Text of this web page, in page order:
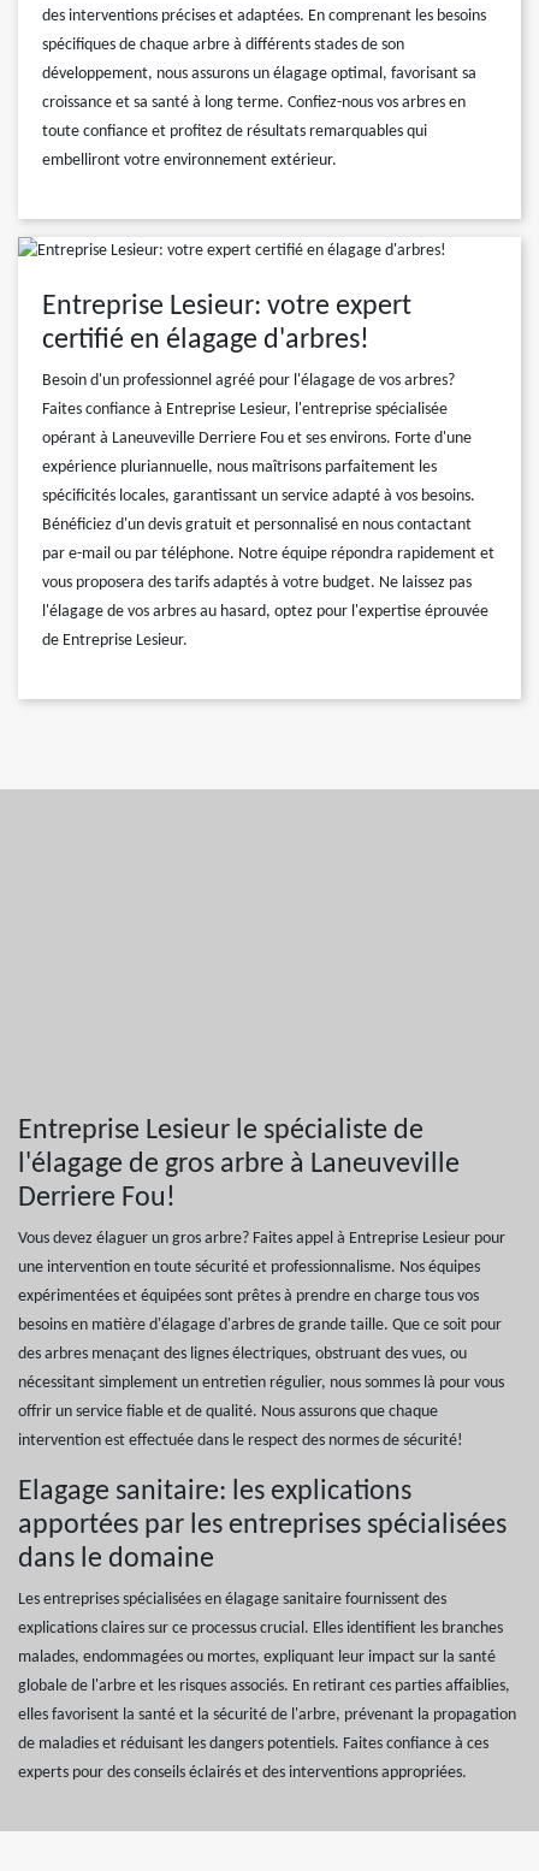
des interventions précises et adaptées. En comprenant les besoins
spécifiques de chaque arbre à différents stades de son
développement, nous assurons un élagage optimal, favorisant sa
croissance et sa santé à long terme. Confiez-nous vos arbres en
toute confiance et profitez de résultats remarquables qui
embelliront votre environnement extérieur.
Entreprise Lesieur: votre expert
certifié en élagage d'arbres!
Besoin d'un professionnel agréé pour l'élagage de vos arbres?
Faites confiance à Entreprise Lesieur, l'entreprise spécialisée
opérant à Laneuveville Derriere Fou et ses environs. Forte d'une
expérience pluriannuelle, nous maîtrisons parfaitement les
spécificités locales, garantissant un service adapté à vos besoins.
Bénéficiez d'un devis gratuit et personnalisé en nous contactant
par e-mail ou par téléphone. Notre équipe répondra rapidement et
vous proposera des tarifs adaptés à votre budget. Ne laissez pas
l'élagage de vos arbres au hasard, optez pour l'expertise éprouvée
de Entreprise Lesieur.
Entreprise Lesieur le spécialiste de
l'élagage de gros arbre à Laneuveville
Derriere Fou!
Vous devez élaguer un gros arbre? Faites appel à Entreprise Lesieur pour
une intervention en toute sécurité et professionnalisme. Nos équipes
expérimentées et équipées sont prêtes à prendre en charge tous vos
besoins en matière d'élagage d'arbres de grande taille. Que ce soit pour
des arbres menaçant des lignes électriques, obstruant des vues, ou
nécessitant simplement un entretien régulier, nous sommes là pour vous
offrir un service fiable et de qualité. Nous assurons que chaque
intervention est effectuée dans le respect des normes de sécurité!
Elagage sanitaire: les explications
apportées par les entreprises spécialisées
dans le domaine
Les entreprises spécialisées en élagage sanitaire fournissent des
explications claires sur ce processus crucial. Elles identifient les branches
malades, endommagées ou mortes, expliquant leur impact sur la santé
globale de l'arbre et les risques associés. En retirant ces parties affaiblies,
elles favorisent la santé et la sécurité de l'arbre, prévenant la propagation
de maladies et réduisant les dangers potentiels. Faites confiance à ces
experts pour des conseils éclairés et des interventions appropriées.